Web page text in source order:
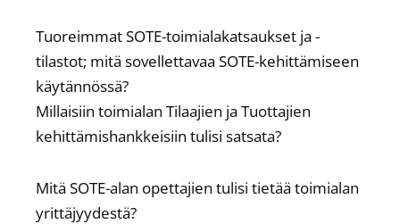
Tuoreimmat SOTE-toimialakatsaukset ja -
tilastot; mitä sovellettavaa SOTE-kehittämiseen
käytännössä?
Millaisiin toimialan Tilaajien ja Tuottajien
kehittämishankkeisiin tulisi satsata?
Mitä SOTE-alan opettajien tulisi tietää toimialan
yrittäjyydestä?